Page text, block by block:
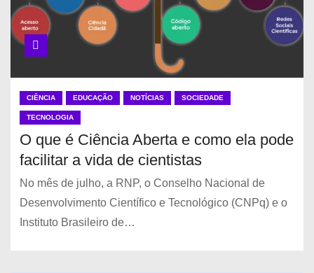
CIÊNCIA EDUCAÇÃO NOTÍCIAS SOCIEDADE
TECNOLOGIA
O que é Ciência Aberta e como ela pode
facilitar a vida de cientistas
No mês de julho, a RNP, o Conselho Nacional de
Desenvolvimento Científico e Tecnológico (CNPq) e o
Instituto Brasileiro de…